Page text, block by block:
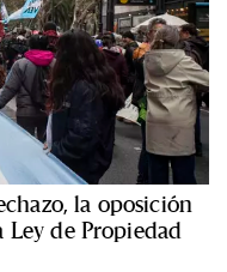
la oposición
de Propiedad